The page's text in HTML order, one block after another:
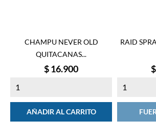
CHAMPU NEVER OLD
QUITACANAS...
Precio
$ 16.900
AÑADIR AL CARRITO
RAID